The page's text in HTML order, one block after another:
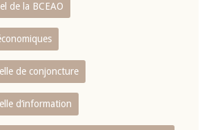
de la BCEAO
de conjoncture
d‘information